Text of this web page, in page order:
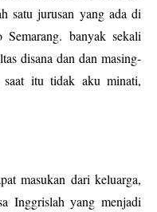
satu jurusan yang ada di
banyak sekali
disana dan dan masing-
saat itu tidak aku minati,
masukan dari keluarga,
Inggrislah yang menjadi